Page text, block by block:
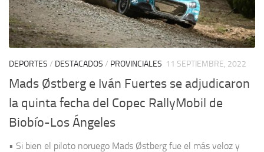
DEPORTES / DESTACADOS / PROVINCIALES 11 SEPTIEMBRE, 2022
Mads Østberg e Iván Fuertes se adjudicaron
la quinta fecha del Copec RallyMobil de
Biobío-Los Ángeles
• Si bien el piloto noruego Mads Østberg fue el más veloz y